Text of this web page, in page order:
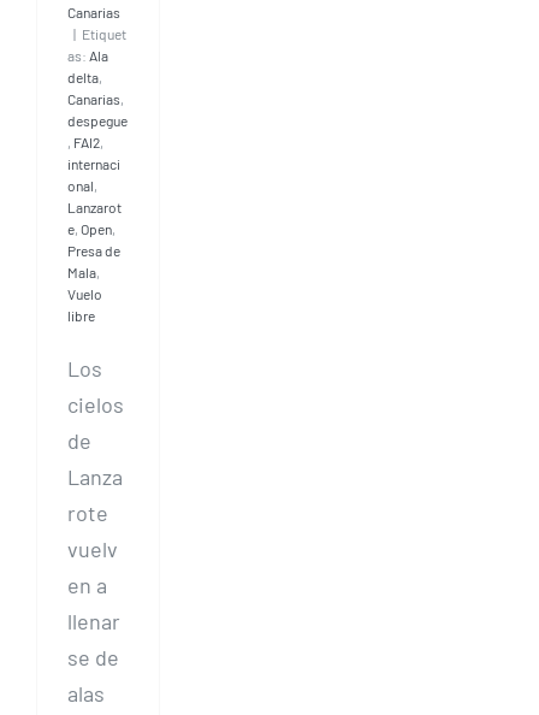
Canarias
| Etiquet
as: Ala
delta,
Canarias,
despegue
, FAI2,
internaci
onal,
Lanzarot
e, Open,
Presa de
Mala,
Vuelo
libre
Los
cielos
de
Lanza
rote
vuelv
en a
llenar
se de
alas